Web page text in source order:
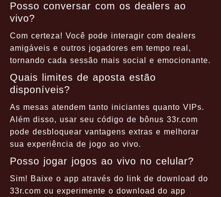
Posso conversar com os dealers ao
vivo?
Com certeza! Você pode interagir com dealers
amigáveis e outros jogadores em tempo real,
tornando cada sessão mais social e emocionante.
Quais limites de aposta estão
disponíveis?
As mesas atendem tanto iniciantes quanto VIPs.
Além disso, usar seu código de bônus 33r.com
pode desbloquear vantagens extras e melhorar
sua experiência de jogo ao vivo.
Posso jogar jogos ao vivo no celular?
Sim! Baixe o app através do link de download do
33r.com ou experimente o download do app